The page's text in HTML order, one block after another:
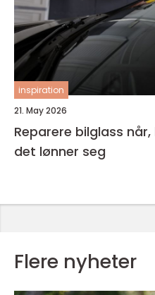
inspiration
21. May 2026
Reparere bilglass når, hvordan og hvorfor
det lønner seg
Flere nyheter